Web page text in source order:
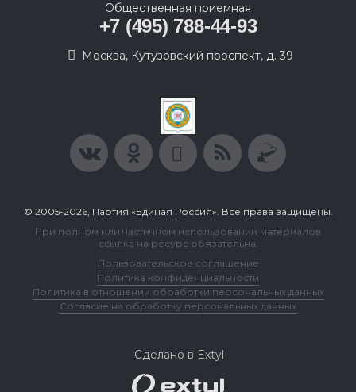
Общественная приемная
+7 (495) 788-44-93
Москва, Кутузовский проспект, д. 39
© 2005-2026, Партия «Единая Россия». Все права защищены.
При полном или частичном использовании материалов
ссылка на ресурс обязательна.
Пользовательское соглашение
Политика конфиденциальности
Политика в отношении обработки персональных данных
Согласие на обработку персональных данных
Сделано в Extyl